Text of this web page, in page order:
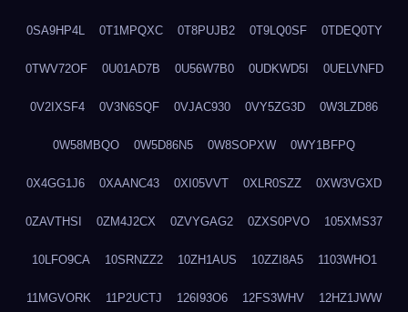
0SA9HP4L 0T1MPQXC 0T8PUJB2 0T9LQ0SF 0TDEQ0TY
0TWV72OF 0U01AD7B 0U56W7B0 0UDKWD5I 0UELVNFD
0V2IXSF4 0V3N6SQF 0VJAC930 0VY5ZG3D 0W3LZD86
0W58MBQO 0W5D86N5 0W8SOPXW 0WY1BFPQ
0X4GG1J6 0XAANC43 0XI05VVT 0XLR0SZZ 0XW3VGXD
0ZAVTHSI 0ZM4J2CX 0ZVYGAG2 0ZXS0PVO 105XMS37
10LFO9CA 10SRNZZ2 10ZH1AUS 10ZZI8A5 1103WHO1
11MGVORK 11P2UCTJ 126I93O6 12FS3WHV 12HZ1JWW